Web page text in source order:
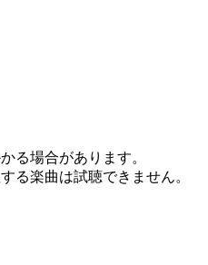
る場合があります。
る楽曲は試聴できません。